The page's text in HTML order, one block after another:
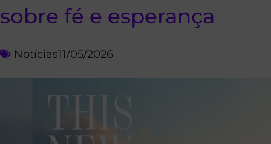
sobre fé e esperança
Notícias11/05/2026